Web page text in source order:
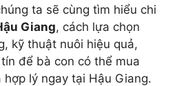
ta sẽ cùng tìm hiểu chi
Giang, cách lựa chọn
kỹ thuật nuôi hiệu quả,
để bà con có thể mua
lý ngay tại Hậu Giang.